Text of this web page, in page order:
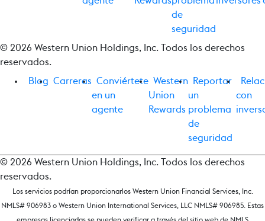
de
seguridad
© 2026 Western Union Holdings, Inc. Todos los derechos
reservados.
Blog Carreras Conviértete
en un
agente
Western
Union
Rewards
Reportar
un
problema
de
seguridad
con
© 2026 Western Union Holdings, Inc. Todos los derechos
reservados.
Los servicios podrían proporcionarlos Western Union Financial Services, Inc.
NMLS# 906983 o Western Union International Services, LLC NMLS# 906985. Estas